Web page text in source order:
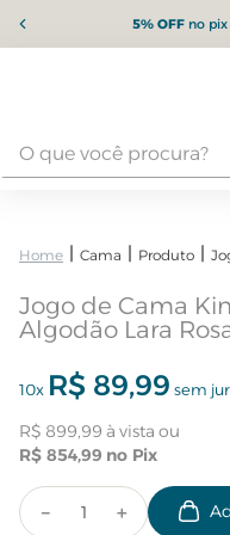
5% OFFno pix
Cama Produto
Jogo de Cama
Algodão Lara
10x R$ 89,99 sem
R$ 899,99
R$ 854,99
＋
－